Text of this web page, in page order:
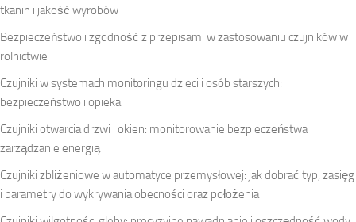
tkanin i jakość wyrobów
Bezpieczeństwo i zgodność z przepisami w zastosowaniu czujników w
rolnictwie
Czujniki w systemach monitoringu dzieci i osób starszych:
bezpieczeństwo i opieka
Czujniki otwarcia drzwi i okien: monitorowanie bezpieczeństwa i
zarządzanie energią
Czujniki zbliżeniowe w automatyce przemysłowej: jak dobrać typ, zasięg
i parametry do wykrywania obecności oraz położenia